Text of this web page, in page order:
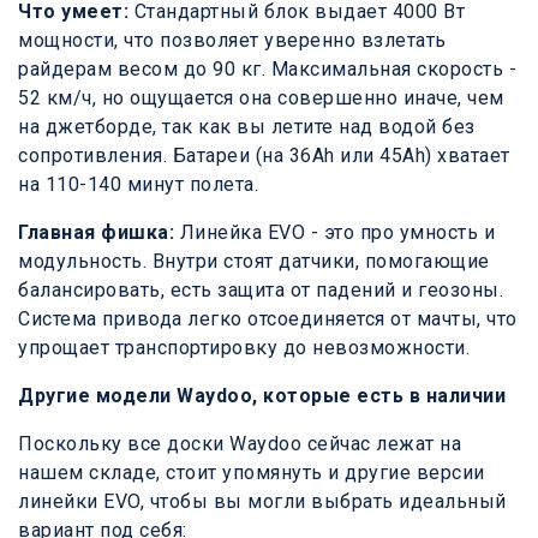
Что умеет: Стандартный блок выдает 4000 Вт
мощности, что позволяет уверенно взлетать
райдерам весом до 90 кг. Максимальная скорость -
52 км/ч, но ощущается она совершенно иначе, чем
на джетборде, так как вы летите над водой без
сопротивления. Батареи (на 36Ah или 45Ah) хватает
на 110-140 минут полета.
Главная фишка: Линейка EVO - это про умность и
модульность. Внутри стоят датчики, помогающие
балансировать, есть защита от падений и геозоны.
Система привода легко отсоединяется от мачты, что
упрощает транспортировку до невозможности.
Другие модели Waydoo, которые есть в наличии
Поскольку все доски Waydoo сейчас лежат на
нашем складе, стоит упомянуть и другие версии
линейки EVO, чтобы вы могли выбрать идеальный
вариант под себя: